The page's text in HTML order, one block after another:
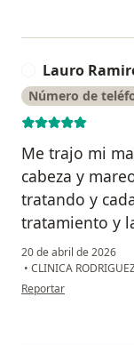
Lauro
Número de
Me trajo mi
cabeza y
tratando y
tratamiento y
20 de abril de 2026
• CLINICA
en opinión del usuario
Reportar